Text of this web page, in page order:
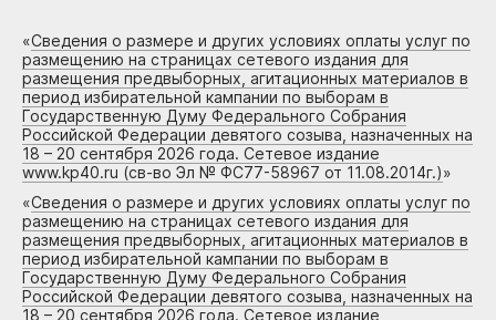
«Сведения о размере и других условиях оплаты услуг по
размещению на страницах сетевого издания для
размещения предвыборных, агитационных материалов в
период избирательной кампании по выборам в
Государственную Думу Федерального Собрания
Российской Федерации девятого созыва, назначенных на
18 – 20 сентября 2026 года. Сетевое издание
www.kp40.ru (св-во Эл № ФС77-58967 от 11.08.2014г.)»
«Сведения о размере и других условиях оплаты услуг по
размещению на страницах сетевого издания для
размещения предвыборных, агитационных материалов в
период избирательной кампании по выборам в
Государственную Думу Федерального Собрания
Российской Федерации девятого созыва, назначенных на
18 – 20 сентября 2026 года. Сетевое издание